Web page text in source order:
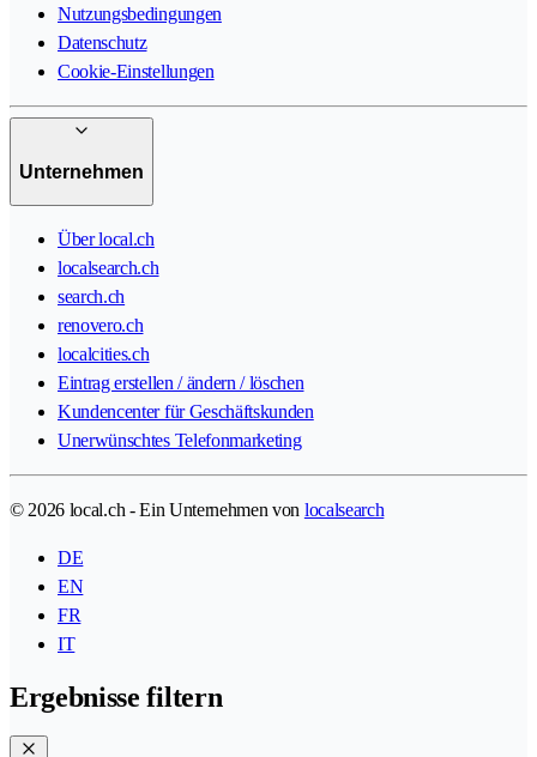
Nutzungsbedingungen
Datenschutz
Cookie-Einstellungen
Unternehmen
Über local.ch
localsearch.ch
search.ch
renovero.ch
localcities.ch
Eintrag erstellen / ändern / löschen
Kundencenter für Geschäftskunden
Unerwünschtes Telefonmarketing
© 2026 local.ch - Ein Unternehmen von localsearch
DE
EN
FR
IT
Ergebnisse filtern